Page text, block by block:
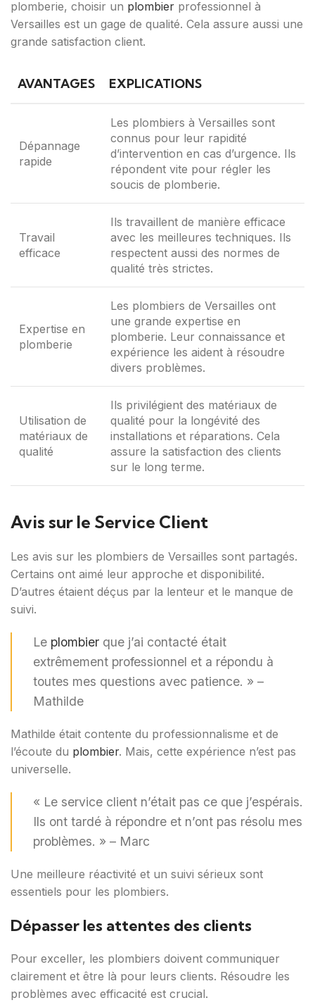
plomberie, choisir un plombier professionnel à
Versailles est un gage de qualité. Cela assure aussi une
grande satisfaction client.
AVANTAGES EXPLICATIONS
Dépannage
rapide
Les plombiers à Versailles sont
connus pour leur rapidité
d’intervention en cas d’urgence. Ils
répondent vite pour régler les
soucis de plomberie.
Travail
efficace
Ils travaillent de manière efficace
avec les meilleures techniques. Ils
respectent aussi des normes de
qualité très strictes.
Expertise en
plomberie
Les plombiers de Versailles ont
une grande expertise en
plomberie. Leur connaissance et
expérience les aident à résoudre
divers problèmes.
Utilisation de
matériaux de
qualité
Ils privilégient des matériaux de
qualité pour la longévité des
installations et réparations. Cela
assure la satisfaction des clients
sur le long terme.
Avis sur le Service Client
Les avis sur les plombiers de Versailles sont partagés.
Certains ont aimé leur approche et disponibilité.
D’autres étaient déçus par la lenteur et le manque de
suivi.
Le plombier que j’ai contacté était
extrêmement professionnel et a répondu à
toutes mes questions avec patience. » –
Mathilde
Mathilde était contente du professionnalisme et de
l’écoute du plombier. Mais, cette expérience n’est pas
universelle.
« Le service client n’était pas ce que j’espérais.
Ils ont tardé à répondre et n’ont pas résolu mes
problèmes. » – Marc
Une meilleure réactivité et un suivi sérieux sont
essentiels pour les plombiers.
Dépasser les attentes des clients
Pour exceller, les plombiers doivent communiquer
clairement et être là pour leurs clients. Résoudre les
problèmes avec efficacité est crucial.